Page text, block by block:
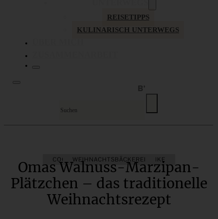
REISETIPPS
KULINARISCH UNTERWEGS
COOKIES KÜCHENGESCHENKE
WEIHNACHTSBÄCKEREI
Omas Walnuss-Marzipan-
Plätzchen – das traditionelle
Weihnachtsrezept